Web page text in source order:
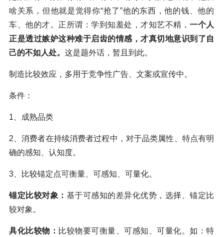
啥关系，但他就是觉得你“抢了”他的东西，他的钱、他的
车、他的才。正所谓：学到知羞处，才知艺不精， 一个人
正是透过嫉妒这种难于启齿的情感，才真切地意识到了自
己的不如人处。 这是题外话，暂且到此。
制造比较效应，多用于竞争性广告、文案或宣传中。
条件：
1、成熟品类
2、消费者在持续消费者过程中，对于品类属性、特点有明
确的感知、认知度。
3、比较锚定点可衡量、可感知、可量化。
锚定比较对象： 基于可感知的差异化优势，选择、锚定比
较对象。
具化比较物： 比较物要可衡量、可感知、可量化。如：特